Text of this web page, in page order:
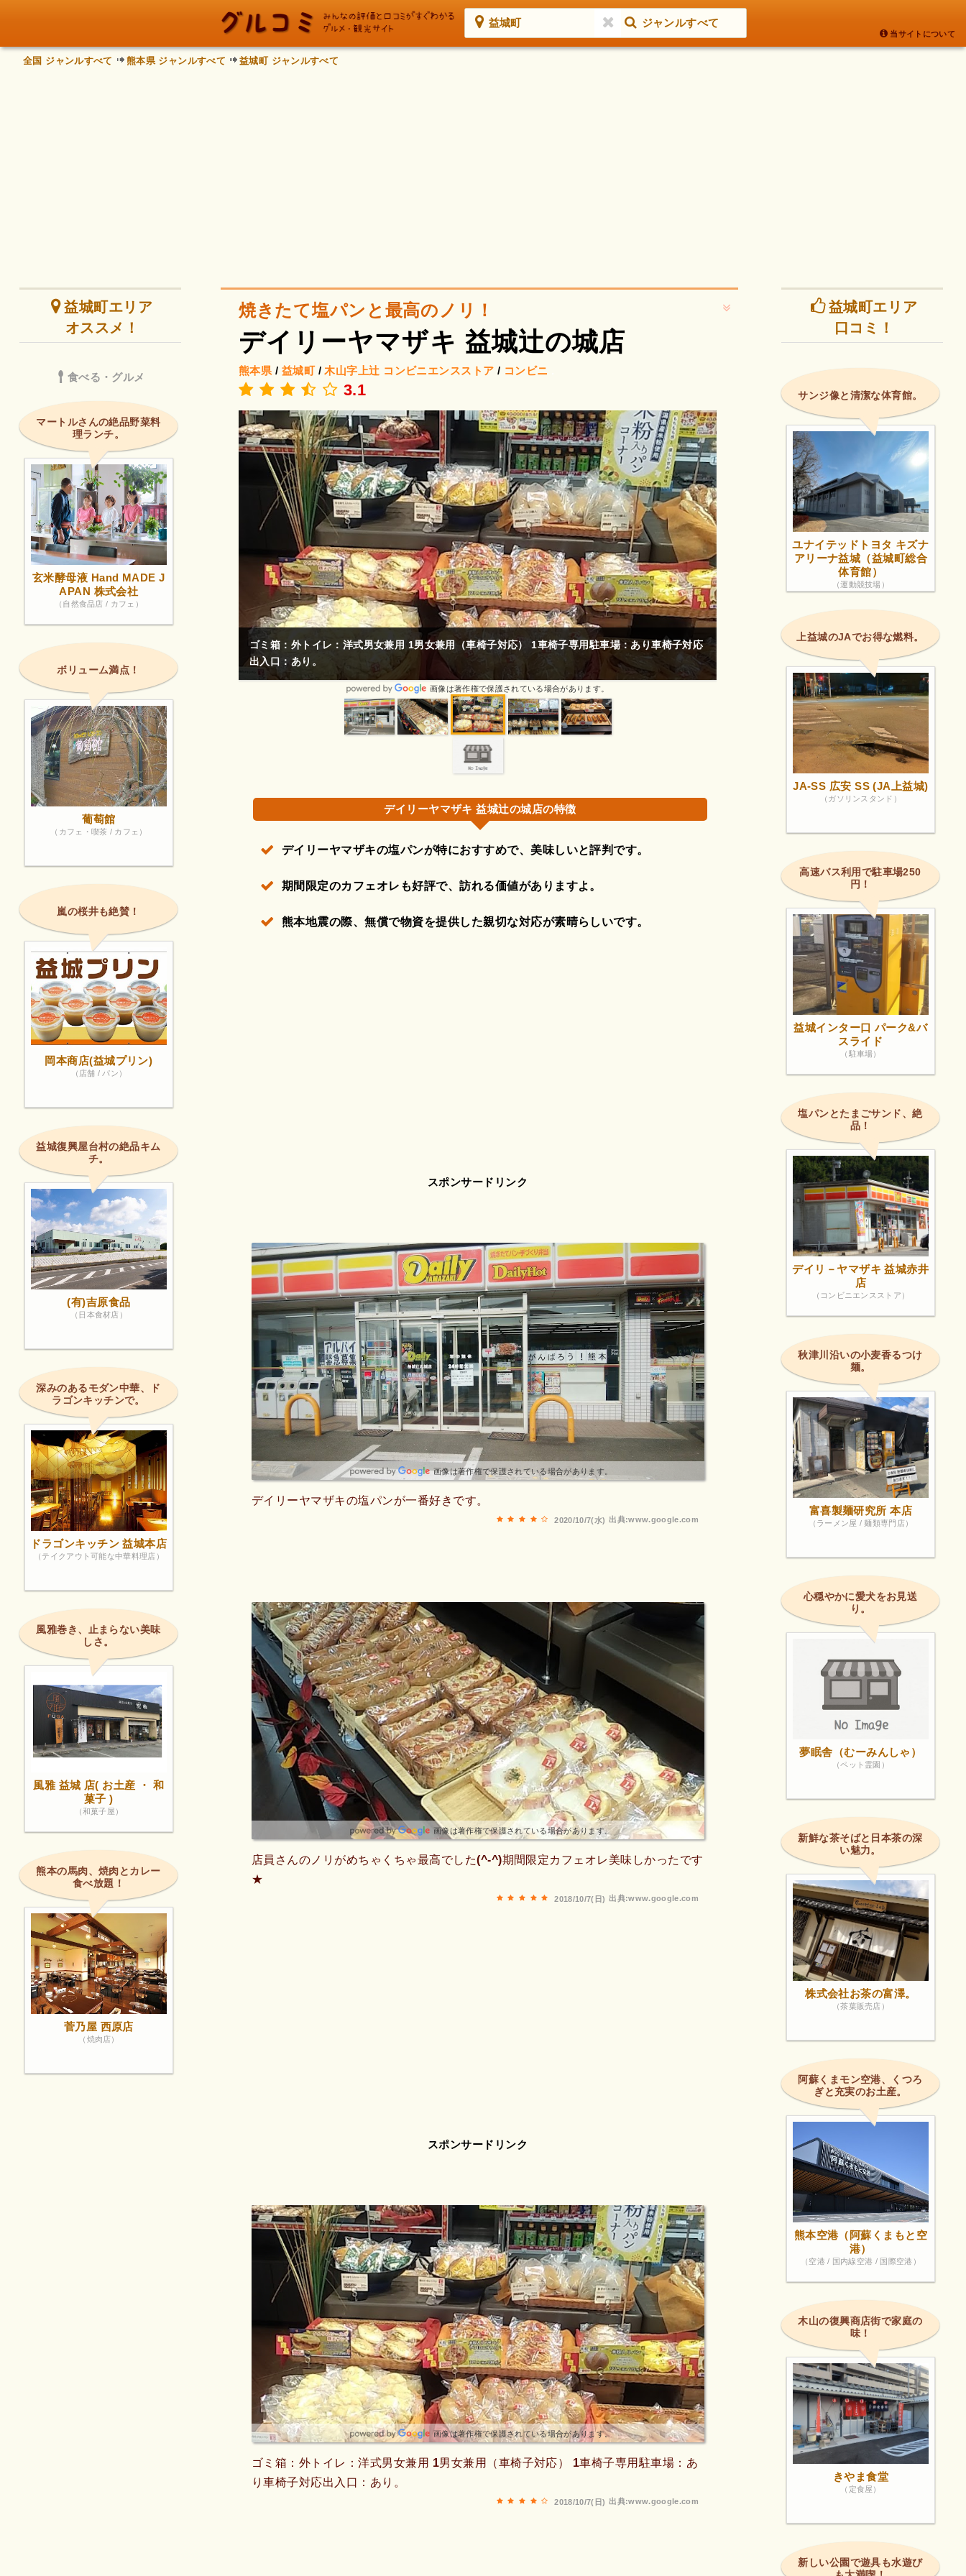
益城町 ジャンルすべて
当サイトについて
全国 ジャンルすべて 熊本県 ジャンルすべて 益城町 ジャンルすべて
焼きたて塩パンと最高のノリ！
デイリーヤマザキ 益城辻の城店
熊本県 / 益城町/木山字上辻 コンビニエンスストア / コンビニ
3.1
限定カフェオレ美味しかったです★
保護されている場合があります。
ゴミ箱：外トイレ：洋式男女兼用 1男女兼用（車椅子対応） 1車椅子専用駐車場：あり車椅子対応
出入口：あり。
画像は著作権で保護されている場合があります。
焼きたてパン美味しいです。
画像は著作権
デイリーヤマザキ 益城辻の城店の特徴
デイリーヤマザキの塩パンが特におすすめで、美味しいと評判です。
期間限定のカフェオレも好評で、訪れる価値がありますよ。
熊本地震の際、無償で物資を提供した親切な対応が素晴らしいです。
スポンサードリンク
画像は著作権で保護されている場合があります。
デイリーヤマザキの塩パンが一番好きです。
出典:www.google.com
2020/10/7(水)
画像は著作権で保護されている場合があります。
店員さんのノリがめちゃくちゃ最高でした(^-^)期間限定カフェオレ美味しかったです
★
出典:www.google.com
2018/10/7(日)
スポンサードリンク
画像は著作権で保護されている場合があります。
ゴミ箱：外トイレ：洋式男女兼用 1男女兼用（車椅子対応） 1車椅子専用駐車場：あ
り車椅子対応出入口：あり。
出典:www.google.com
2018/10/7(日)
益城町エリア
オススメ！
食べる・グルメ
マートルさんの絶品野菜料
理ランチ。
玄米酵母液 Hand MADE J
APAN 株式会社
（自然食品店 / カフェ）
ボリューム満点！
葡萄館
（カフェ・喫茶 / カフェ）
嵐の桜井も絶賛！
岡本商店(益城プリン)
（店舗 / パン）
益城復興屋台村の絶品キム
チ。
(有)吉原食品
（日本食材店）
深みのあるモダン中華、ド
ラゴンキッチンで。
ドラゴンキッチン 益城本店
（テイクアウト可能な中華料理店）
風雅巻き、止まらない美味
しさ。
風雅 益城 店( お土産 ・ 和
菓子 )
（和菓子屋）
熊本の馬肉、焼肉とカレー
食べ放題！
菅乃屋 西原店
（焼肉店）
益城町エリア
口コミ！
サンジ像と清潔な体育館。
ユナイテッドトヨタ キズナ
アリーナ益城（益城町総合
体育館）
（運動競技場）
上益城のJAでお得な燃料。
JA-SS 広安 SS (JA上益城)
（ガソリンスタンド）
高速バス利用で駐車場250
円！
益城インター口 パーク&バ
スライド
（駐車場）
塩パンとたまごサンド、絶
品！
デイリ－ヤマザキ 益城赤井
店
（コンビニエンスストア）
秋津川沿いの小麦香るつけ
麺。
富喜製麺研究所 本店
（ラーメン屋 / 麺類専門店）
心穏やかに愛犬をお見送
り。
夢眠舎（むーみんしゃ）
（ペット霊園）
新鮮な茶そばと日本茶の深
い魅力。
株式会社お茶の富澤。
（茶葉販売店）
阿蘇くまモン空港、くつろ
ぎと充実のお土産。
熊本空港（阿蘇くまもと空
港）
（空港 / 国内線空港 / 国際空港）
木山の復興商店街で家庭の
味！
きやま食堂
（定食屋）
新しい公園で遊具も水遊び